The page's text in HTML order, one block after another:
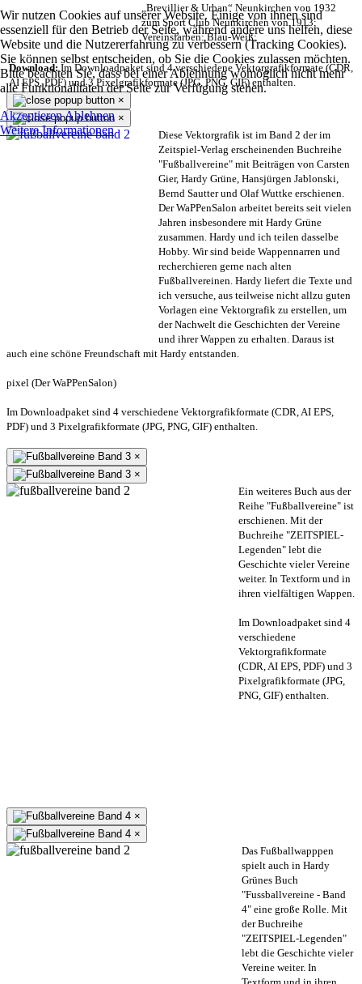
Wir nutzen Cookies auf unserer Website. Einige von ihnen sind
essenziell für den Betrieb der Seite, während andere uns helfen, diese
Website und die Nutzererfahrung zu verbessern (Tracking Cookies).
Sie können selbst entscheiden, ob Sie die Cookies zulassen möchten.
Bitte beachten Sie, dass bei einer Ablehnung womöglich nicht mehr
alle Funktionalitäten der Seite zur Verfügung stehen.
AkzeptierenAblehnen
Weitere Informationen
„Brevillier & Urban“ Neunkirchen von 1932
zum Sport Club Neunkirchen von 1913;
Vereinsfarben: Blau-Weiß;
Download:Im Downloadpaket sind 4 verschiedene Vektorgrafikformate (CDR,
AI EPS, PDF) und 3 Pixelgrafikformate (JPG, PNG, GIF) enthalten.
×
×
Diese Vektorgrafik ist im Band 2 der im
Zeitspiel-Verlag erscheinenden Buchreihe
"Fußballvereine" mit Beiträgen von Carsten
Gier, Hardy Grüne, Hansjürgen Jablonski,
Bernd Sautter und Olaf Wuttke erschienen.
Der WaPPenSalon arbeitet bereits seit vielen
Jahren insbesondere mit Hardy Grüne
zusammen. Hardy und ich teilen dasselbe
Hobby. Wir sind beide Wappennarren und
recherchieren gerne nach alten
Fußballvereinen. Hardy liefert die Texte und
ich versuche, aus teilweise nicht allzu guten
Vorlagen eine Vektorgrafik zu erstellen, um
der Nachwelt die Geschichten der Vereine
und ihrer Wappen zu erhalten. Daraus ist
auch eine schöne Freundschaft mit Hardy entstanden.
pixel (Der WaPPenSalon)
Im Downloadpaket sind 4 verschiedene Vektorgrafikformate (CDR, AI EPS,
PDF) und 3 Pixelgrafikformate (JPG, PNG, GIF) enthalten.
×
×
Ein weiteres Buch aus der
Reihe "Fußballvereine" ist
erschienen. Mit der
Buchreihe "ZEITSPIEL-
Legenden" lebt die
Geschichte vieler Vereine
weiter. In Textform und in
ihren vielfältigen Wappen.
Im Downloadpaket sind 4
verschiedene
Vektorgrafikformate
(CDR, AI EPS, PDF) und 3
Pixelgrafikformate (JPG,
PNG, GIF) enthalten.
×
×
Das Fußballwapppen
spielt auch in Hardy
Grünes Buch
"Fussballvereine - Band
4" eine große Rolle. Mit
der Buchreihe
"ZEITSPIEL-Legenden"
lebt die Geschichte vieler
Vereine weiter. In